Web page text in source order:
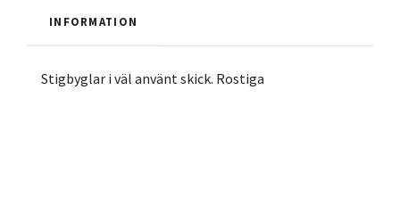
INFORMATION
Stigbyglar i väl använt skick. Rostiga